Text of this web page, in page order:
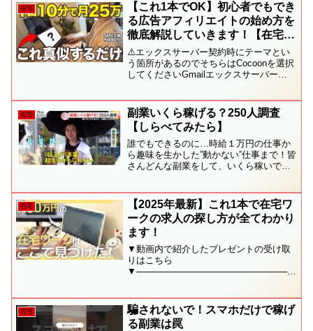
在宅
【これ1本でOK】初心者でもでき
る広告アフィリエイトの始め方を
徹底解説していきます！【在宅ワ
ーク】
⚠️エックスサーバー契約時にテーマとい
う箇所があるのでそちらはCocoonを選択
してくださいGmailエックスサーバー
ト🎁✅ 理想の暮らしを叶える新しい働
き...
在宅
副業いくら稼げる？250人調査
【しらべてみたら】
誰でもできるのに…時給１万円の仕事か
ら趣味を生かした”動かない”仕事まで！皆
さんどんな副業をして、いくら稼いでい
在宅
【2025年最新】これ1本で在宅ワ
ークの求人の探し方が全てわかり
ます！
▼動画内で紹介したプレゼントの受け取
りはこちら
▼─────────────────────────
ら月収40万円！在宅革命ガイドブック⭐️
迷ったらコレ！初...
在宅
騙されないで！スマホだけで稼げ
る副業は罠